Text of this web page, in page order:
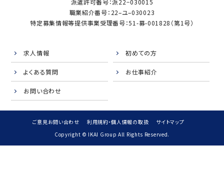
職業紹介番号：22–ユ–030023
特定募集情報等提供事業受理番号：51-募-001828（第1号）
求人情報 初めての方
よくある質問 お仕事紹介
お問い合わせ
ご意見お問い合わせ 利用規約・個人情報の取扱
サイトマップ
Copyright © IKAI Group All Rights Reserved.